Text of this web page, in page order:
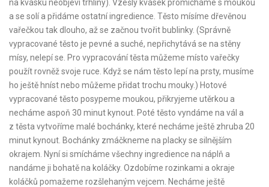
na kvásku neobjeví trhliny). Vzešlý kvásek promícháme s moukou
a se solí a přidáme ostatní ingredience. Těsto mísíme dřevěnou
vařečkou tak dlouho, až se začnou tvořit bublinky. (Správně
vypracované těsto je pevné a suché, nepřichytává se na stěny
mísy, nelepí se. Pro vypracování těsta můžeme místo vařečky
použít rovněž svoje ruce. Když se nám těsto lepí na prsty, musíme
ho ještě hníst nebo můžeme přidat trochu mouky.) Hotové
vypracované těsto posypeme moukou, přikryjeme utěrkou a
necháme aspoň 30 minut kynout. Poté těsto vyndáme na vál a
z těsta vytvoříme malé bochánky, které necháme ještě zhruba 20
minut kynout. Bochánky zmáčkneme na placky se silnějším
okrajem. Nyní si smícháme všechny ingredience na náplň a
nandáme ji bohatě na koláčky. Ozdobíme rozinkami a okraje
koláčků pomažeme rozšlehaným vejcem. Necháme ještě